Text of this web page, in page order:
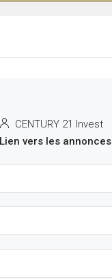
CENTURY 21 Invest
Lien vers les annonces